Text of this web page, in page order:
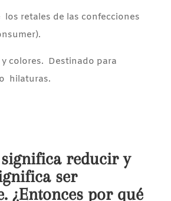
los retales de las confecciones
colores. Destinado para
hilaturas.
significa reducir y
ser
¿Entonces por qué